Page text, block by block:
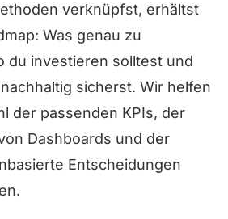
verknüpfst, erhältst
Was genau zu
du investieren solltest und
sicherst. Wir helfen
der passenden KPIs, der
Dashboards und der
Entscheidungen